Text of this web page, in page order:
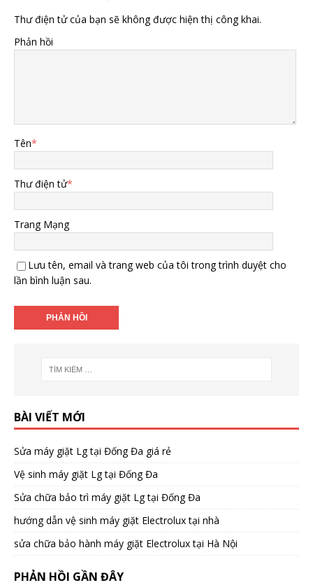
Thư điện tử của bạn sẽ không được hiện thị công khai.
Phản hồi
Tên*
Thư điện tử*
Trang Mạng
Lưu tên, email và trang web của tôi trong trình duyệt cho
lần bình luận sau.
BÀI VIẾT MỚI
Sửa máy giặt Lg tại Đống Đa giá rẻ
Vệ sinh máy giặt Lg tại Đống Đa
Sửa chữa bảo trì máy giặt Lg tại Đống Đa
hướng dẫn vệ sinh máy giặt Electrolux tại nhà
sửa chữa bảo hành máy giặt Electrolux tại Hà Nội
PHẢN HỒI GẦN ĐÂY